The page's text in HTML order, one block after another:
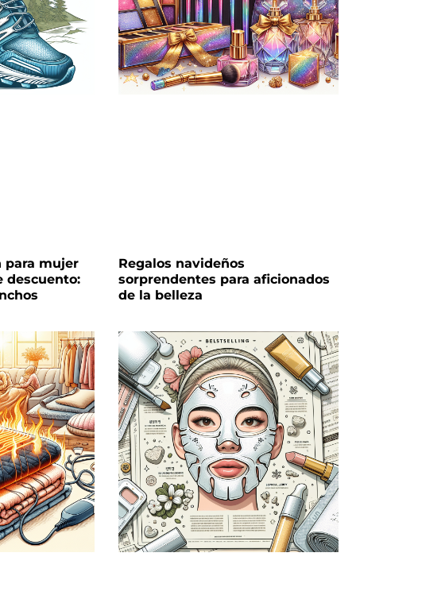
para mujer
descuento:
Regalos navideños
sorprendentes para aficionados
de la belleza